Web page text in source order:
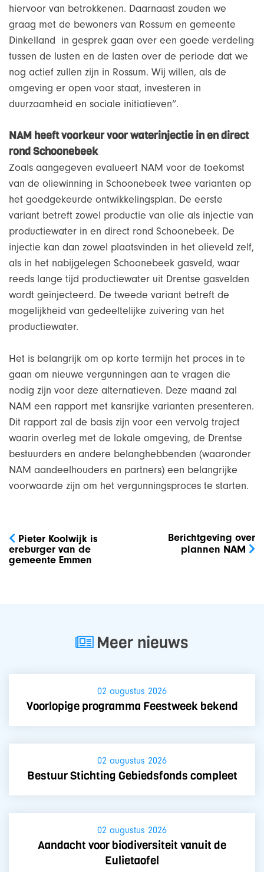
hiervoor van betrokkenen. Daarnaast zouden we
graag met de bewoners van Rossum en gemeente
Dinkelland in gesprek gaan over een goede verdeling
tussen de lusten en de lasten over de periode dat we
nog actief zullen zijn in Rossum. Wij willen, als de
omgeving er open voor staat, investeren in
duurzaamheid en sociale initiatieven”.
NAM heeft voorkeur voor waterinjectie in en direct
rond Schoonebeek
Zoals aangegeven evalueert NAM voor de toekomst
van de oliewinning in Schoonebeek twee varianten op
het goedgekeurde ontwikkelingsplan. De eerste
variant betreft zowel productie van olie als injectie van
productiewater in en direct rond Schoonebeek. De
injectie kan dan zowel plaatsvinden in het olieveld zelf,
als in het nabijgelegen Schoonebeek gasveld, waar
reeds lange tijd productiewater uit Drentse gasvelden
wordt geïnjecteerd. De tweede variant betreft de
mogelijkheid van gedeeltelijke zuivering van het
productiewater.
Het is belangrijk om op korte termijn het proces in te
gaan om nieuwe vergunningen aan te vragen die
nodig zijn voor deze alternatieven. Deze maand zal
NAM een rapport met kansrijke varianten presenteren.
Dit rapport zal de basis zijn voor een vervolg traject
waarin overleg met de lokale omgeving, de Drentse
bestuurders en andere belanghebbenden (waaronder
NAM aandeelhouders en partners) een belangrijke
voorwaarde zijn om het vergunningsproces te starten.
navigatie
Pieter Koolwijk is
ereburger van de
gemeente Emmen
Berichtgeving over
plannen NAM
Meer nieuws
02 augustus 2026
Voorlopige programma Feestweek bekend
02 augustus 2026
Bestuur Stichting Gebiedsfonds compleet
02 augustus 2026
Aandacht voor biodiversiteit vanuit de
Eulietaofel